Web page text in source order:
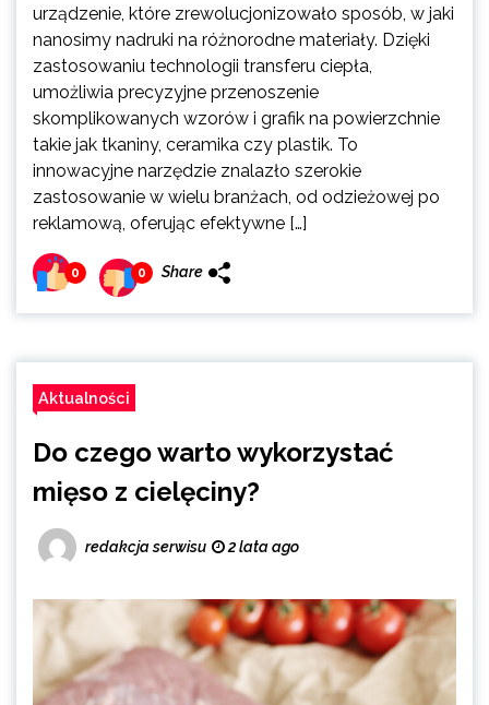
urządzenie, które zrewolucjonizowało sposób, w jaki
nanosimy nadruki na różnorodne materiały. Dzięki
zastosowaniu technologii transferu ciepła,
umożliwia precyzyjne przenoszenie
skomplikowanych wzorów i grafik na powierzchnie
takie jak tkaniny, ceramika czy plastik. To
innowacyjne narzędzie znalazło szerokie
zastosowanie w wielu branżach, od odzieżowej po
reklamową, oferując efektywne […]
0 0 Share
Aktualności
Do czego warto wykorzystać
mięso z cielęciny?
redakcja serwisu 2 lata ago